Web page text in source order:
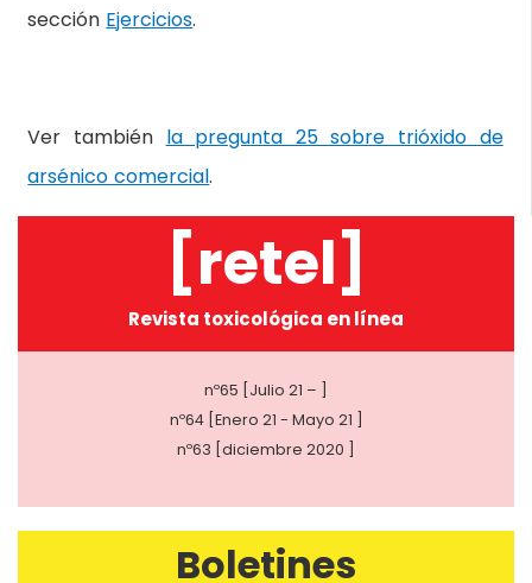
sección Ejercicios.
Ver también la pregunta 25 sobre trióxido de
arsénico comercial.
[retel]
Revista toxicológica en línea
nº65 [Julio 21 – ]
nº64 [Enero 21 - Mayo 21 ]
nº63 [diciembre 2020 ]
Boletines